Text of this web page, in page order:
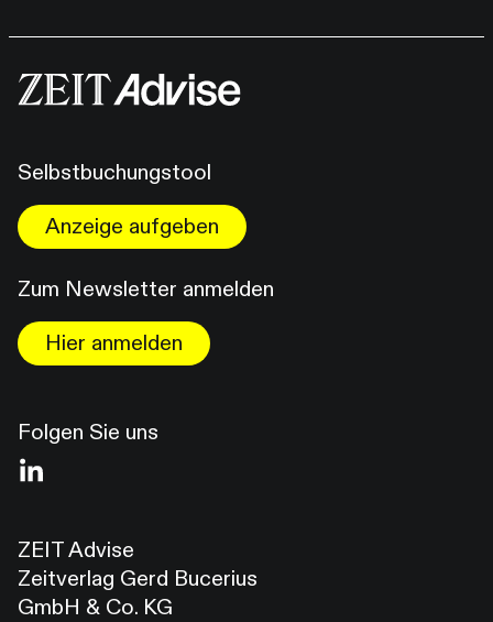
ZEIT Advise
Zeitverlag Gerd Bucerius
GmbH & Co. KG
Selbstbuchungstool
Anzeige aufgeben
Zum Newsletter anmelden
Hier anmelden
Folgen Sie uns